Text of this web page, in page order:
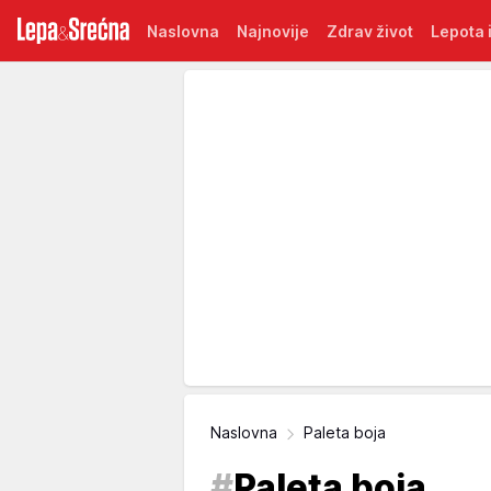
Naslovna Najnovije Zdrav život Lepota
Naslovna Paleta boja